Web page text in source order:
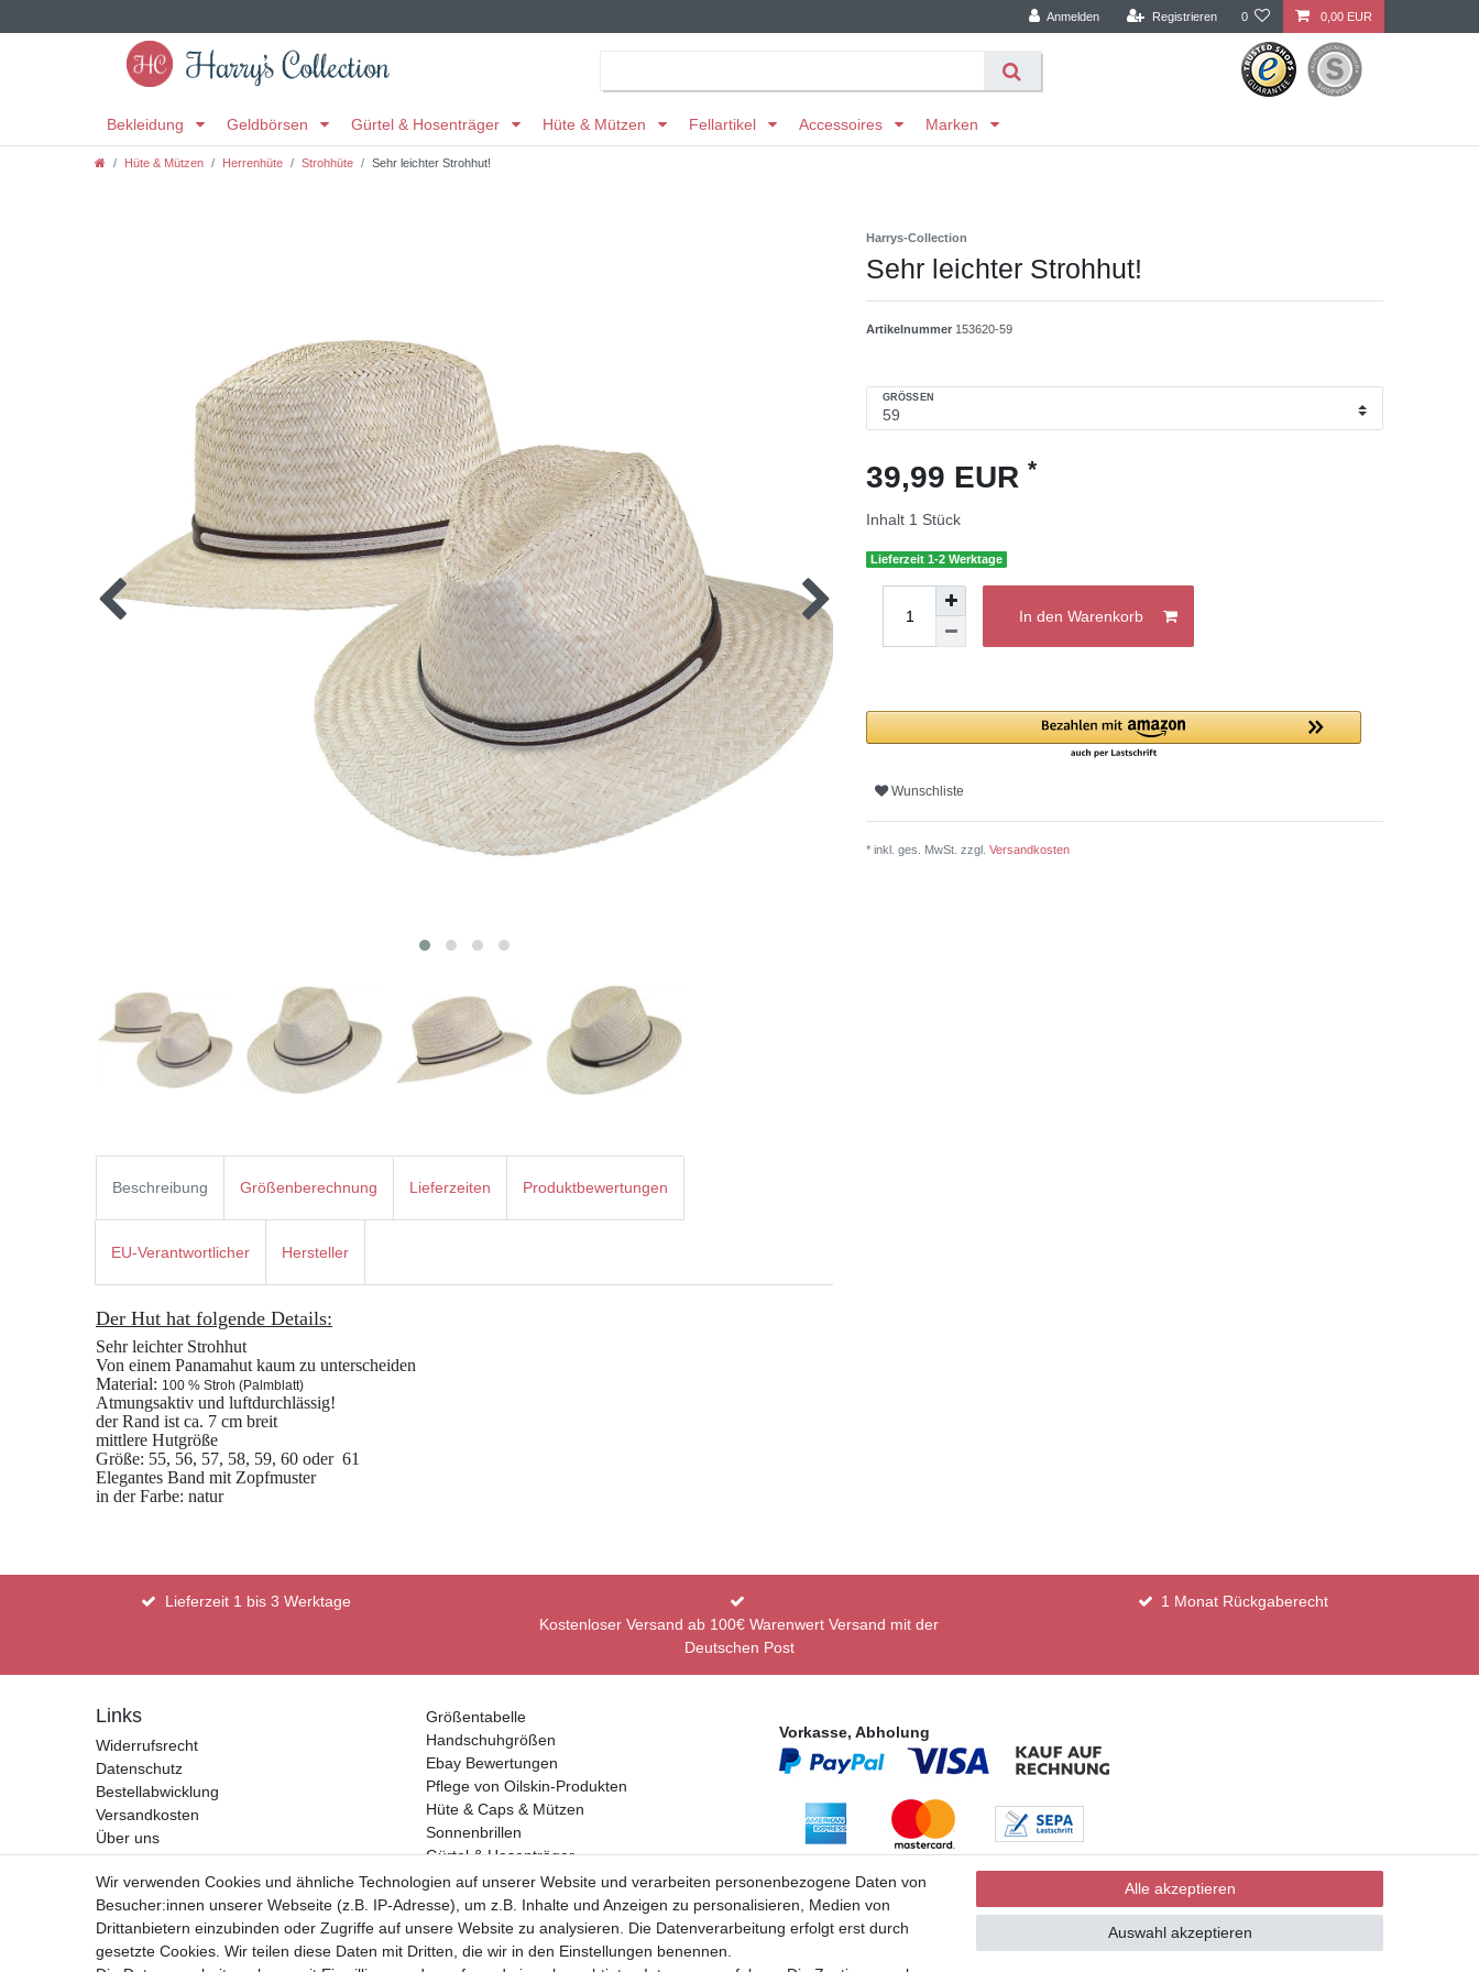
Anmelden Registrieren 0 0,00 EUR
Bekleidung Geldbörsen Gürtel & Hosenträger Hüte & Mützen Fellartikel Accessoires Marken
Hüte & Mützen Herrenhüte Strohhüte Sehr leichter Strohhut!
Harrys-Collection
Sehr leichter Strohhut!
Artikelnummer 153620-59
GRÖSSEN
39,99 EUR *
Inhalt 1 Stück
Lieferzeit 1-2 Werktage
In den Warenkorb
Wunschliste
* inkl. ges. MwSt. zzgl. Versandkosten
Beschreibung Größenberechnung Lieferzeiten Produktbewertungen
EU-Verantwortlicher Hersteller
Der Hut hat folgende Details:
Sehr leichter Strohhut
Von einem Panamahut kaum zu unterscheiden
Material: 100 % Stroh (Palmblatt)
Atmungsaktiv und luftdurchlässig!
der Rand ist ca. 7 cm breit
mittlere Hutgröße
Größe: 55, 56, 57, 58, 59, 60 oder 61
Elegantes Band mit Zopfmuster
in der Farbe: natur
Lieferzeit 1 bis 3 Werktage
Kostenloser Versand ab 100€ Warenwert Versand mit der
Deutschen Post
1 Monat Rückgaberecht
Links
Widerrufsrecht
Datenschutz
Bestellabwicklung
Versandkosten
Über uns
Kontakt
Impressum
AGB
Vertrag widerrufen
Größentabelle
Handschuhgrößen
Ebay Bewertungen
Pflege von Oilskin-Produkten
Hüte & Caps & Mützen
Sonnenbrillen
Gürtel & Hosenträger
Geldbörsen
Vorkasse, Abholung
Wir verwenden Cookies und ähnliche Technologien auf unserer Website und verarbeiten personenbezogene Daten von
Besucher:innen unserer Webseite (z.B. IP-Adresse), um z.B. Inhalte und Anzeigen zu personalisieren, Medien von
Drittanbietern einzubinden oder Zugriffe auf unsere Website zu analysieren. Die Datenverarbeitung erfolgt erst durch
gesetzte Cookies. Wir teilen diese Daten mit Dritten, die wir in den Einstellungen benennen.
Alle akzeptieren
Auswahl akzeptieren